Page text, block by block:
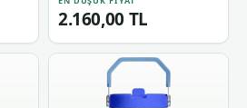
2.160,00 TL